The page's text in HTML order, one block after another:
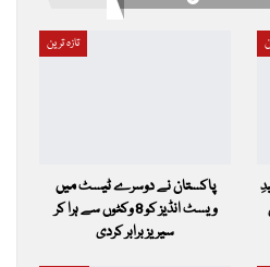
تازہ ترین
پاکستان نے دوسرے ٹیسٹ میں
ویسٹ انڈیز کو 8 وکٹوں سے ہرا کر
سیریز برابر کردی